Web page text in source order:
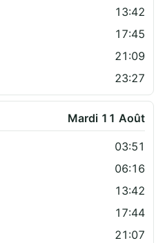
13:42
17:45
21:09
23:27
Mardi 11 Août
03:51
06:16
13:42
17:44
21:07